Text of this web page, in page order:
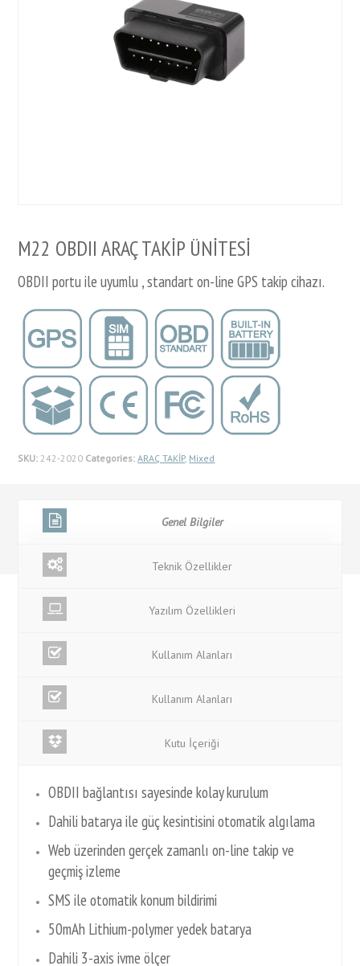
M22 OBDII ARAÇ TAKİP ÜNİTESİ
OBDII portu ile uyumlu , standart on-line GPS takip cihazı.
SKU: 242-2020 Categories: ARAÇ TAKİP, Mixed
Genel Bilgiler
Teknik Özellikler
Yazılım Özellikleri
Kullanım Alanları
Kullanım Alanları
Kutu İçeriği
OBDII bağlantısı sayesinde kolay kurulum
Dahili batarya ile güç kesintisini otomatik algılama
Web üzerinden gerçek zamanlı on-line takip ve
geçmiş izleme
SMS ile otomatik konum bildirimi
50mAh Lithium-polymer yedek batarya
Dahili 3-axis ivme ölçer